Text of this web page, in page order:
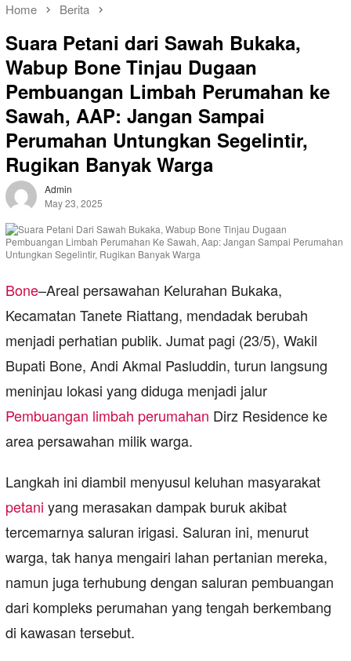
Home Berita
Suara Petani dari Sawah Bukaka,
Wabup Bone Tinjau Dugaan
Pembuangan Limbah Perumahan ke
Sawah, AAP: Jangan Sampai
Perumahan Untungkan Segelintir,
Rugikan Banyak Warga
Admin
May 23, 2025
Bone–Areal persawahan Kelurahan Bukaka,
Kecamatan Tanete Riattang, mendadak berubah
menjadi perhatian publik. Jumat pagi (23/5), Wakil
Bupati Bone, Andi Akmal Pasluddin, turun langsung
meninjau lokasi yang diduga menjadi jalur
Pembuangan limbah perumahan Dirz Residence ke
area persawahan milik warga.
Langkah ini diambil menyusul keluhan masyarakat
petani yang merasakan dampak buruk akibat
tercemarnya saluran irigasi. Saluran ini, menurut
warga, tak hanya mengairi lahan pertanian mereka,
namun juga terhubung dengan saluran pembuangan
dari kompleks perumahan yang tengah berkembang
di kawasan tersebut.